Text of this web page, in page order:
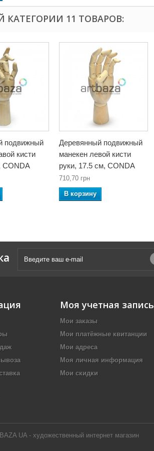
КАТЕГОРИИ 11 ТОВАРОВ:
подвижный
кисти
CONDA
Деревянный подвижный
манекен левой кисти
руки, 17.5 см, CONDA
710,70 грн
В корзину
UA - художественный интернет магазин
Моя учетная запись
Мои заказы
Мои платёжные квитанции
Мои адреса
Моя личная информация
Мои скидки